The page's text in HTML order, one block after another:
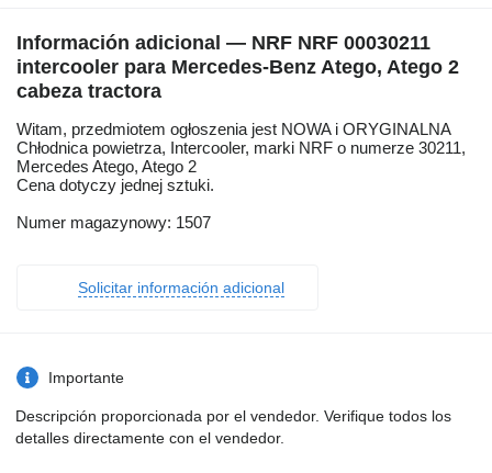
Información adicional — NRF NRF 00030211
intercooler para Mercedes-Benz Atego, Atego 2
cabeza tractora
Witam, przedmiotem ogłoszenia jest NOWA i ORYGINALNA
Chłodnica powietrza, Intercooler, marki NRF o numerze 30211,
Mercedes Atego, Atego 2
Cena dotyczy jednej sztuki.
Numer magazynowy: 1507
Solicitar información adicional
Importante
Descripción proporcionada por el vendedor. Verifique todos los
detalles directamente con el vendedor.